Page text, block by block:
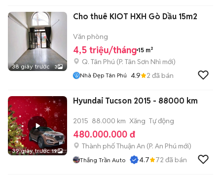
38 giây trước 3
Cho thuê KIOT HXH Gò Dầu 15m2
Văn phòng
4,5 triệu/tháng 15 m²
Q. Tân Phú (P. Tân Sơn Nhì mới)
Nhà Đẹp Tân Phú 4.9 2 đã bán
39 giây trước 19
Hyundai Tucson 2015 - 88000 km
2015 88.000 km Xăng Tự động
480.000.000 đ
Thành phố Thuận An (P. An Phú mới)
Thắng Trần Auto 4.7 72 đã bán